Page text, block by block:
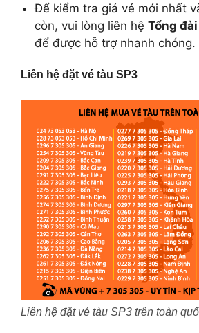
Để kiểm tra giá vé mới nhất
còn, vui lòng liên hệ Tổng
để được hỗ trợ nhanh chóng.
Liên hệ đặt vé tàu SP3
Liên hệ đặt vé tàu SP3 trên toàn